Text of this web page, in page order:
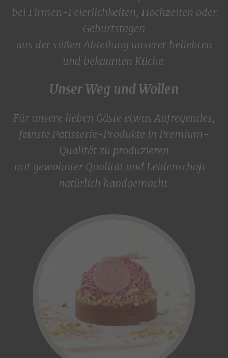
bei Firmen-Feierlichkeiten, Hochzeiten oder
Geburtstagen
aus der süßen Abteilung unserer beliebten
und bekannten Küche.
Unser Weg und Wollen
Für unsere lieben Gäste etwas Aufregendes,
feinste Patisserie-Produkte in Premium-
Qualität zu produzieren
mit gewohnter Qualität und Leidenschaft -
natürlich handgemacht.